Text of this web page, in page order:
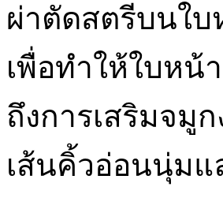
ผ่าตัดสตรีบนใ
เพื่อทำให้ใบหน้
ถึงการเสริมจมู
เส้นคิ้วอ่อนนุ่มแ